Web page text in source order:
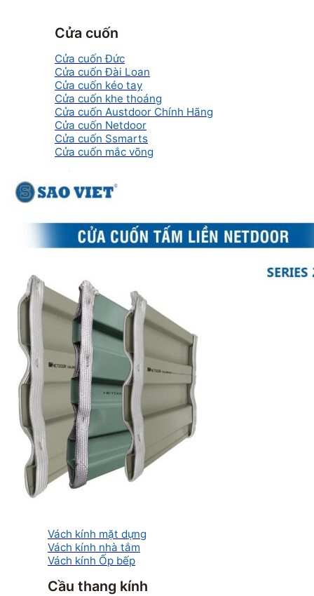
Cửa cuốn
Cửa cuốn Đức
Cửa cuốn Đài Loan
Cửa cuốn kéo tay
Cửa cuốn khe thoáng
Cửa cuốn Austdoor Chính Hãng
Cửa cuốn Netdoor
Cửa cuốn Ssmarts
Cửa cuốn mắc võng
Cửa kính cường lực
Cửa kính thủy lực
Cửa kính tự động
Cửa nhôm kính
Cửa nhôm Xingfa nhập khẩu
Cửa nhôm Xingfa Việt Nam
Cửa nhôm thủy lực
Cửa trượt quay
Cửa nhôm Slim
Mái kính
Mái kính nghệ thuật
Mái kính sân thượng
Mái kính tự động
Mái kính giếng trời
Vách kính
Vách kính mặt dựng
Vách kính nhà tắm
Vách kính Ốp bếp
Cầu thang kính